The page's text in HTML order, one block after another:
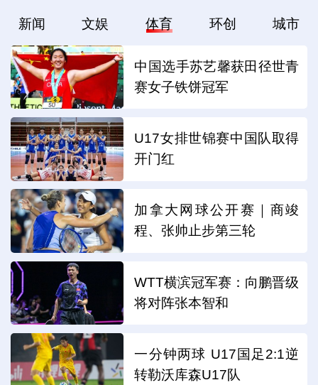
新闻 文娱 体育 环创 城市
中国选手苏艺馨获田径世青
赛女子铁饼冠军
U17女排世锦赛中国队取得
开门红
加拿大网球公开赛｜商竣
程、张帅止步第三轮
WTT横滨冠军赛：向鹏晋级
将对阵张本智和
一分钟两球 U17国足2:1逆
转勒沃库森U17队